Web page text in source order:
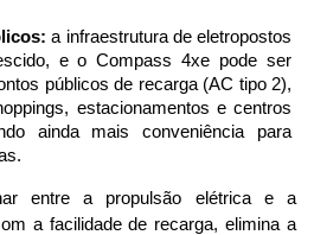
a infraestrutura de eletropostos
e o Compass 4xe pode ser
públicos de recarga (AC tipo 2),
estacionamentos e centros
ainda mais conveniência para
entre a propulsão elétrica e a
a facilidade de recarga, elimina a